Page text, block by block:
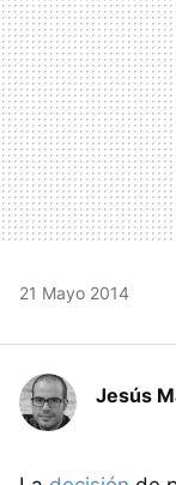
21 Mayo 2014
Jesús